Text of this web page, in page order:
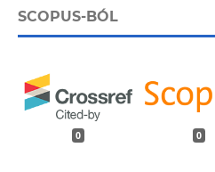
SCOPUS-BÓL
0 0